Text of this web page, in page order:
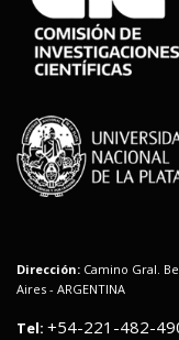
Dirección: Camino Gral.
Aires - ARGENTINA
Tel: +54-221-482-